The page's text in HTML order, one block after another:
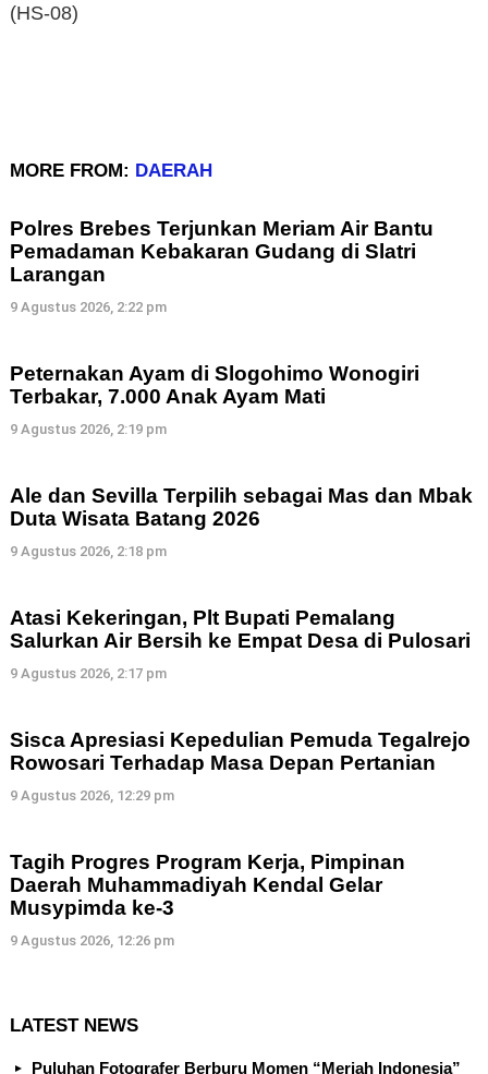
(HS-08)
MORE FROM: DAERAH
Polres Brebes Terjunkan Meriam Air Bantu
Pemadaman Kebakaran Gudang di Slatri
Larangan
9 Agustus 2026, 2:22 pm
Peternakan Ayam di Slogohimo Wonogiri
Terbakar, 7.000 Anak Ayam Mati
9 Agustus 2026, 2:19 pm
Ale dan Sevilla Terpilih sebagai Mas dan Mbak
Duta Wisata Batang 2026
9 Agustus 2026, 2:18 pm
Atasi Kekeringan, Plt Bupati Pemalang
Salurkan Air Bersih ke Empat Desa di Pulosari
9 Agustus 2026, 2:17 pm
Sisca Apresiasi Kepedulian Pemuda Tegalrejo
Rowosari Terhadap Masa Depan Pertanian
9 Agustus 2026, 12:29 pm
Tagih Progres Program Kerja, Pimpinan
Daerah Muhammadiyah Kendal Gelar
Musypimda ke-3
9 Agustus 2026, 12:26 pm
LATEST NEWS
Puluhan Fotografer Berburu Momen “Meriah Indonesia”